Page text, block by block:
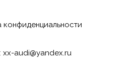
конфиденциальности
xx-audi@yandex.ru